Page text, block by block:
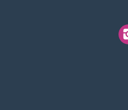
تابعنا